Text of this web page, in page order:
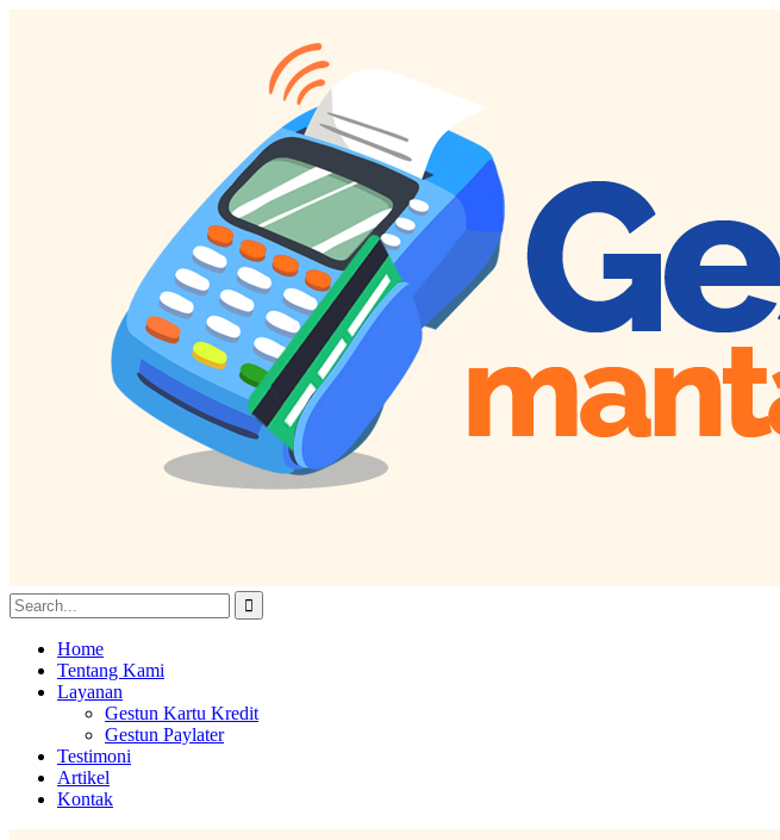
Home
Tentang Kami
Layanan
Gestun Kartu Kredit
Gestun Paylater
Testimoni
Artikel
Kontak